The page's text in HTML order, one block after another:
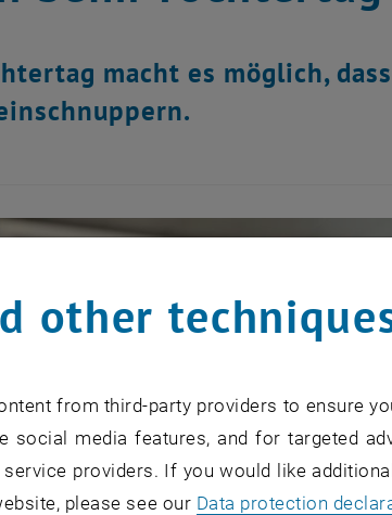
macht es möglich,
other
from third-party providers to ensure
social media features, and for targeted
providers. If you would like
please see our Data protection